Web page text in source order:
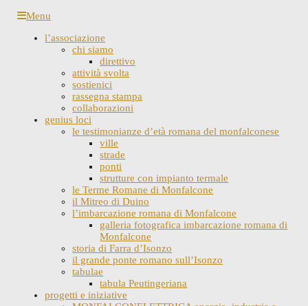
Skip
content
Menu
l’associazione
chi siamo
direttivo
attività svolta
sostienici
rassegna stampa
collaborazioni
genius loci
le testimonianze d’età romana del monfalconese
ville
strade
ponti
strutture con impianto termale
le Terme Romane di Monfalcone
il Mitreo di Duino
l’imbarcazione romana di Monfalcone
galleria fotografica imbarcazione romana di
Monfalcone
storia di Farra d’Isonzo
il grande ponte romano sull’Isonzo
tabulae
tabula Peutingeriana
progetti e iniziative